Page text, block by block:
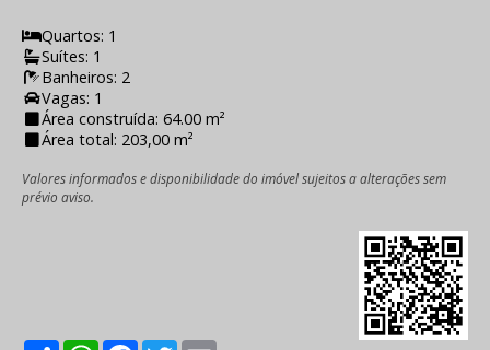
Quartos: 1
Suítes: 1
Banheiros: 2
Vagas: 1
Área construída: 64.00 m²
Área total: 203,00 m²
Valores informados e disponibilidade do imóvel sujeitos a alterações sem
prévio aviso.